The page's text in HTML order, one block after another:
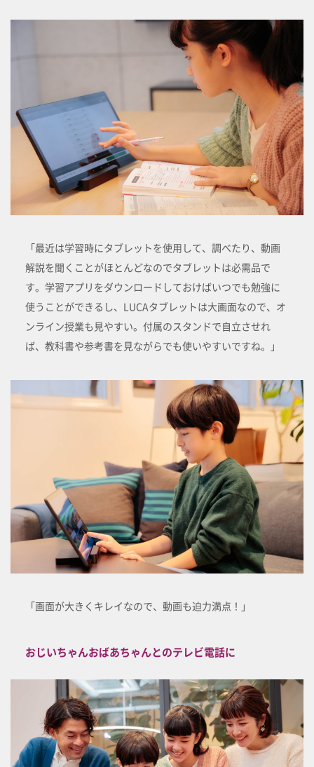
「最近は学習時にタブレットを使用して、調べたり、動画
解説を聞くことがほとんどなのでタブレットは必需品で
す。学習アプリをダウンロードしておけばいつでも勉強に
使うことができるし、LUCAタブレットは大画面なので、オ
ンライン授業も見やすい。付属のスタンドで自立させれ
ば、教科書や参考書を見ながらでも使いやすいですね。」
「画面が大きくキレイなので、動画も迫力満点！」
おじいちゃんおばあちゃんとのテレビ電話に